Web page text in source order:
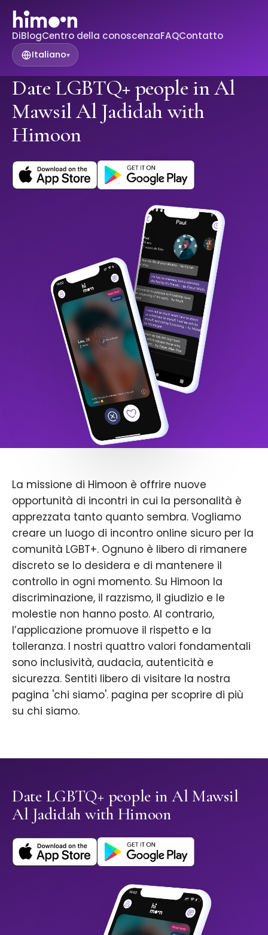
DiBlogCentro della conoscenzaFAQContatto
Italiano▾
Date LGBTQ+ people in Al
Mawsil Al Jadidah with
Himoon
La missione di Himoon è offrire nuove
opportunità di incontri in cui la personalità è
apprezzata tanto quanto sembra. Vogliamo
creare un luogo di incontro online sicuro per la
comunità LGBT+. Ognuno è libero di rimanere
discreto se lo desidera e di mantenere il
controllo in ogni momento. Su Himoon la
discriminazione, il razzismo, il giudizio e le
molestie non hanno posto. Al contrario,
l’applicazione promuove il rispetto e la
tolleranza. I nostri quattro valori fondamentali
sono inclusività, audacia, autenticità e
sicurezza. Sentiti libero di visitare la nostra
pagina 'chi siamo'. pagina per scoprire di più
su chi siamo.
Date LGBTQ+ people in Al Mawsil
Al Jadidah with Himoon